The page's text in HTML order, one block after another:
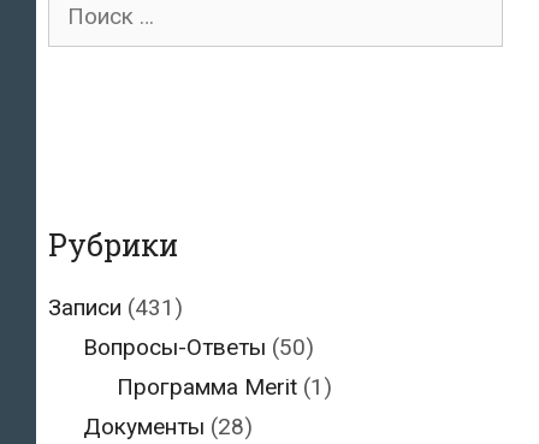
Рубрики
Записи (431)
Вопросы-Ответы (50)
Программа Merit (1)
Документы (28)